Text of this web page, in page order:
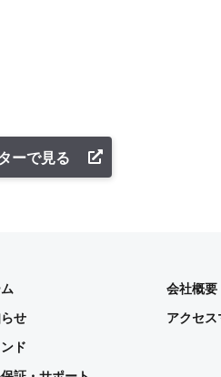
ーで見る
せ
ド
会社概要
アクセ